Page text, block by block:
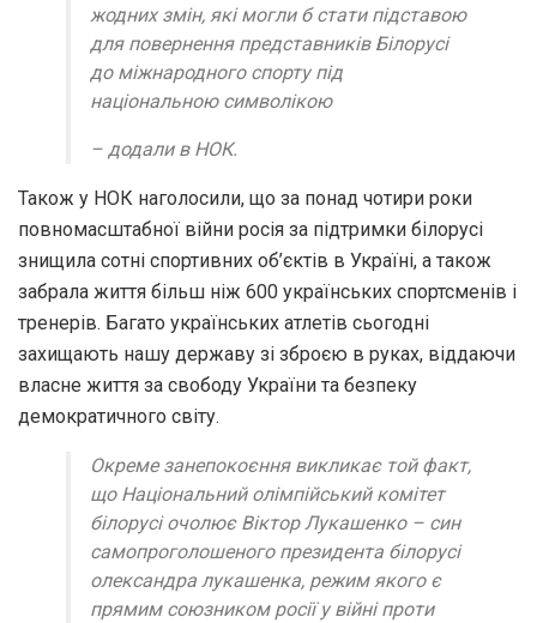
жодних змін, які могли б стати підставою
для повернення представників Білорусі
до міжнародного спорту під
національною символікою
– додали в НОК.
Також у НОК наголосили, що за понад чотири роки
повномасштабної війни росія за підтримки білорусі
знищила сотні спортивних об’єктів в Україні, а також
забрала життя більш ніж 600 українських спортсменів і
тренерів. Багато українських атлетів сьогодні
захищають нашу державу зі зброєю в руках, віддаючи
власне життя за свободу України та безпеку
демократичного світу.
Окреме занепокоєння викликає той факт,
що Національний олімпійський комітет
білорусі очолює Віктор Лукашенко – син
самопроголошеного президента білорусі
олександра лукашенка, режим якого є
прямим союзником росії у війні проти